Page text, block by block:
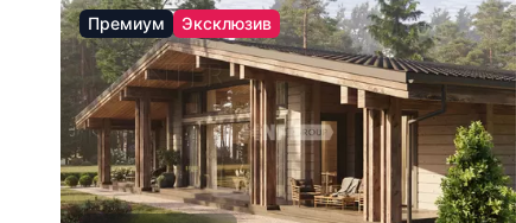
Премиум Эксклюзив